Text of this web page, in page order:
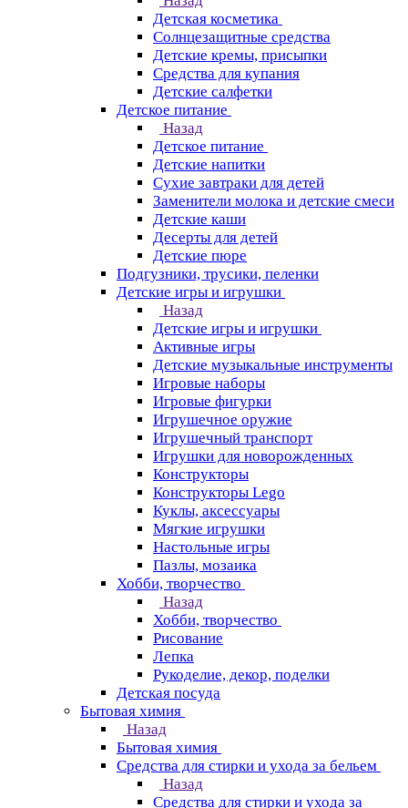
Детская косметика
Солнцезащитные средства
Детские кремы, присыпки
Средства для купания
Детские салфетки
Детское питание
Назад
Детское питание
Детские напитки
Сухие завтраки для детей
Заменители молока и детские смеси
Детские каши
Десерты для детей
Детские пюре
Подгузники, трусики, пеленки
Детские игры и игрушки
Назад
Детские игры и игрушки
Активные игры
Детские музыкальные инструменты
Игровые наборы
Игровые фигурки
Игрушечное оружие
Игрушечный транспорт
Игрушки для новорожденных
Конструкторы
Конструкторы Lego
Куклы, аксессуары
Мягкие игрушки
Настольные игры
Пазлы, мозаика
Хобби, творчество
Назад
Хобби, творчество
Рисование
Лепка
Рукоделие, декор, поделки
Детская посуда
Бытовая химия
Назад
Бытовая химия
Средства для стирки и ухода за бельем
Назад
Средства для стирки и ухода за